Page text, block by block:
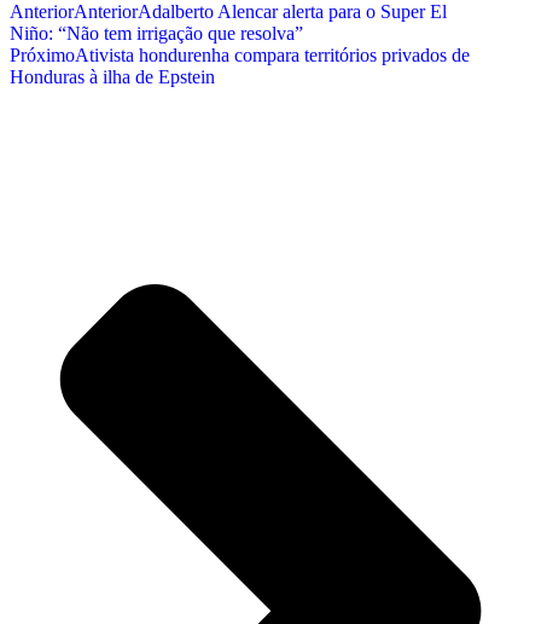
AnteriorAnteriorAdalberto Alencar alerta para o Super El
Niño: “Não tem irrigação que resolva”
PróximoAtivista hondurenha compara territórios privados de
Honduras à ilha de Epstein